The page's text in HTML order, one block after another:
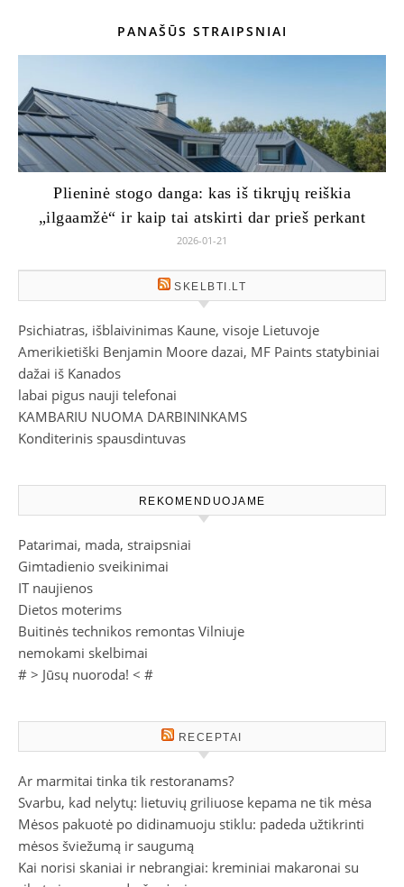
PANAŠŪS STRAIPSNIAI
Plieninė stogo danga: kas iš tikrųjų reiškia
„ilgaamžė“ ir kaip tai atskirti dar prieš perkant
2026-01-21
SKELBTI.LT
Psichiatras, išblaivinimas Kaune, visoje Lietuvoje
Amerikietiški Benjamin Moore dazai, MF Paints statybiniai
dažai iš Kanados
labai pigus nauji telefonai
KAMBARIU NUOMA DARBININKAMS
Konditerinis spausdintuvas
REKOMENDUOJAME
Patarimai, mada, straipsniai
Gimtadienio sveikinimai
IT naujienos
Dietos moterims
Buitinės technikos remontas Vilniuje
nemokami skelbimai
# > Jūsų nuoroda! < #
RECEPTAI
Ar marmitai tinka tik restoranams?
Svarbu, kad nelytų: lietuvių griliuose kepama ne tik mėsa
Mėsos pakuotė po didinamuoju stiklu: padeda užtikrinti
mėsos šviežumą ir saugumą
Kai norisi skaniai ir nebrangiai: kreminiai makaronai su